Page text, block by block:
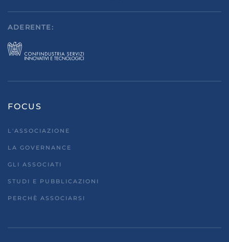
ADERENTE:
FOCUS
L'ASSOCIAZIONE
LA GOVERNANCE
GLI ASSOCIATI
STUDI E PUBBLICAZIONI
PERCHÈ ASSOCIARSI